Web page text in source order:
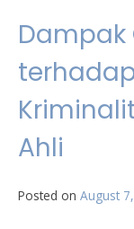
Dampak
Ahli
Posted on August